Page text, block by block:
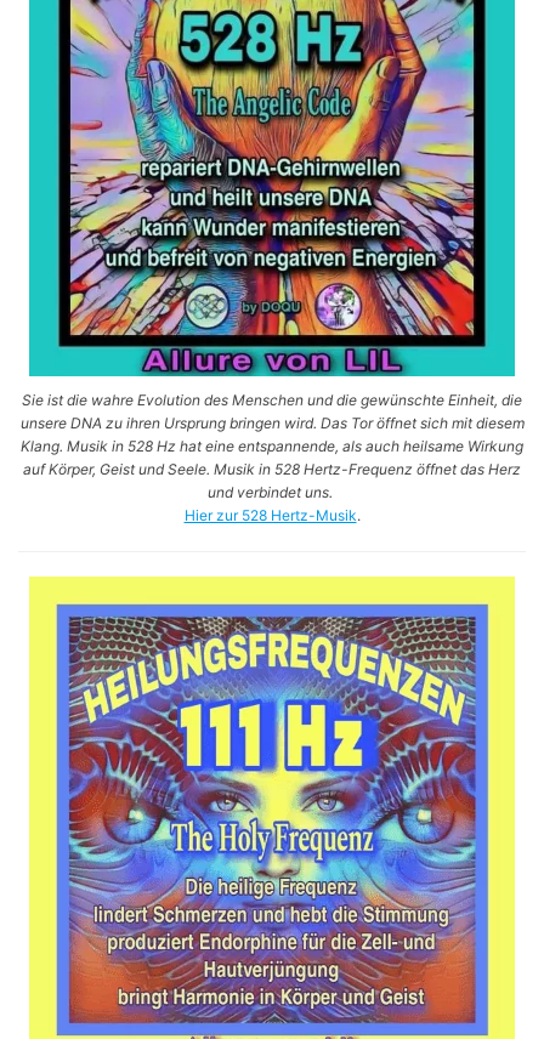
Sie ist die wahre Evolution des Menschen und die gewünschte Einheit, die
unsere DNA zu ihren Ursprung bringen wird. Das Tor öffnet sich mit diesem
Klang. Musik in 528 Hz hat eine entspannende, als auch heilsame Wirkung
auf Körper, Geist und Seele. Musik in 528 Hertz-Frequenz öffnet das Herz
und verbindet uns.
Hier zur 528 Hertz-Musik.